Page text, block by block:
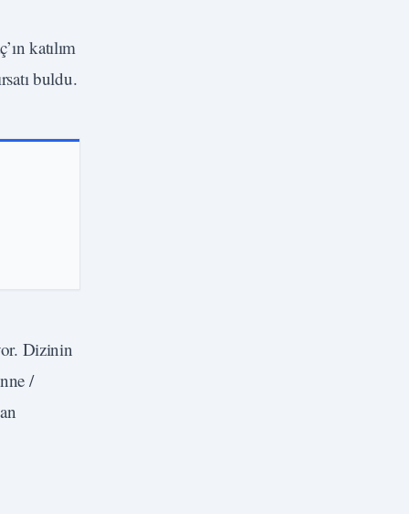
katılım
buldu.
Dizinin
/